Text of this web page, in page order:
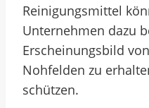
Reinigungsmittel
Unternehmen dazu
Erscheinungsbild
Nohfelden zu
schützen.